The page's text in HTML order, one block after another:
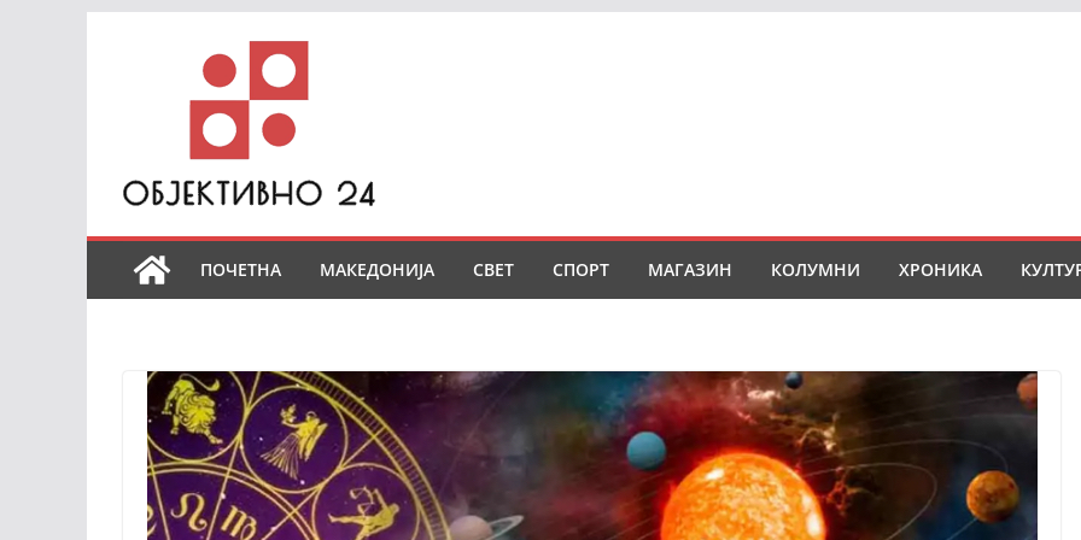
ПОЧЕТНА МАКЕДОНИЈА СВЕТ СПОРТ МАГАЗИН КОЛУМНИ ХРОНИКА